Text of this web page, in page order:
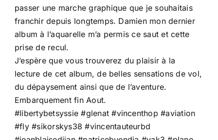
passer une marche graphique que je souhaitais
franchir depuis longtemps. Damien mon dernier
album à l’aquarelle m’a permis ce saut et cette
prise de recul.
J’espère que vous trouverez du plaisir à la
lecture de cet album, de belles sensations de vol,
du dépaysement ainsi que de l’aventure.
Embarquement fin Aout.
#libertybetsyssie #glenat #vincenthop #aviation
#fly #sikorskys38 #vincentauteurbd